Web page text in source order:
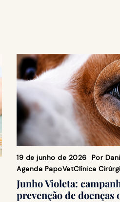
19 de junho de 2026 Por
Agenda PapoVetClínica
Junho Violeta:
prevenção de doenças